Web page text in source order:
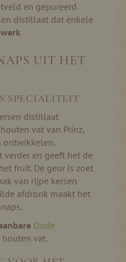
en gepureerd
distillaat dat enkele
UIT HET
SPECIALITEIT
distillaat
vat van Prinz,
ontwikkelen.
en geeft het de
fruit. De geur is zoet
van rijpe kersen
afdronk maakt het
Oude
vat.